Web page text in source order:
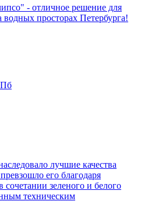
- отличное решение для
просторах Петербурга!
лучшие качества
его благодаря
зеленого и белого
техническим